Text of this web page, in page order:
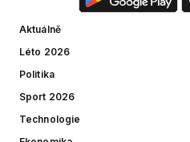
Aktuálně
Léto 2026
Politika
Sport 2026
Technologie